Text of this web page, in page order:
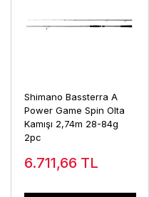
Shimano Bassterra A
Power Game Spin Olta
Kamışı 2,74m 28-84g
2pc
6.711,66 TL